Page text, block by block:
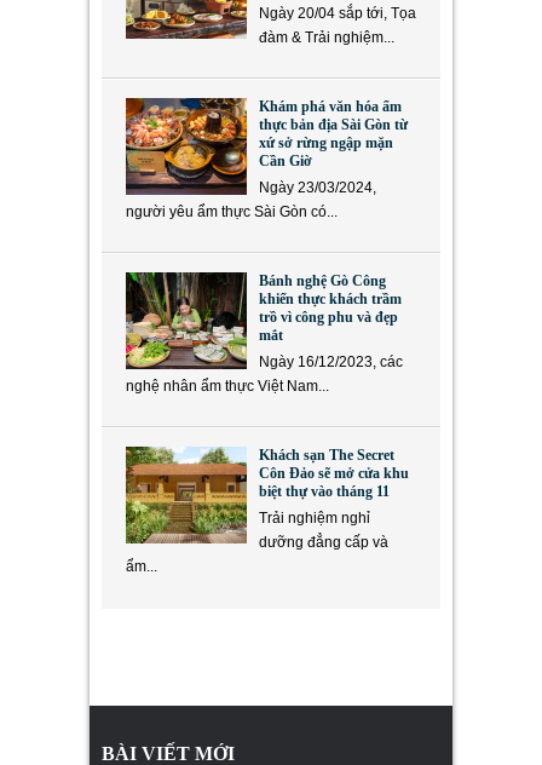
Ngày 20/04 sắp tới, Tọa
đàm & Trải nghiệm...
Khám phá văn hóa ẩm
thực bản địa Sài Gòn từ
xứ sở rừng ngập mặn
Cần Giờ
Ngày 23/03/2024,
người yêu ẩm thực Sài Gòn có...
Bánh nghệ Gò Công
khiến thực khách trầm
trồ vì công phu và đẹp
mắt
Ngày 16/12/2023, các
nghệ nhân ẩm thực Việt Nam...
Khách sạn The Secret
Côn Đảo sẽ mở cửa khu
biệt thự vào tháng 11
Trải nghiệm nghỉ
dưỡng đẳng cấp và
ẩm...
BÀI VIẾT MỚI